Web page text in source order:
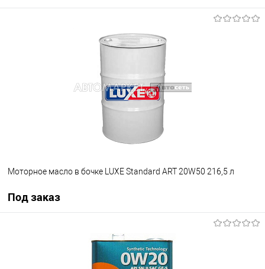
В наличии
Моторное масло в бочке LUXE Standard ART 20W50 216,5 л
Под заказ
Под заказ